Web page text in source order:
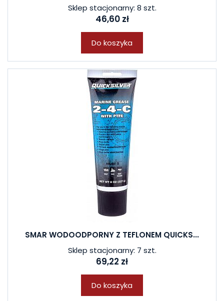
Sklep stacjonarny: 8 szt.
46,60 zł
Do koszyka
SMAR WODOODPORNY Z TEFLONEM QUICKS...
Sklep stacjonarny: 7 szt.
69,22 zł
Do koszyka